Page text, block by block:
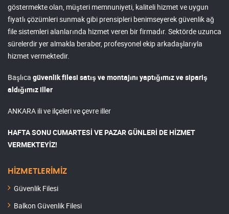
göstermekte olan, müşteri memnuniyeti, kaliteli hizmet ve uygun
fiyatlı çözümleri sunmak gibi prensipleri benimseyerek güvenlik ağ
file sistemleri alanlarında hizmet veren bir firmadır. Sektörde uzunca
sürelerdir yer almakla beraber, profesyonel ekip arkadaşlarıyla
hizmet vermektedir.
Başlıca güvenlik filesi satış ve montajını yaptığımız ve sipariş
aldığımız iller
ANKARA ili ve ilçeleri ve çevre iller
HAFTA SONU CUMARTESİ VE PAZAR GÜNLERİ DE HİZMET
VERMEKTEYİZ!
HİZMETLERİMİZ
Güvenlik Filesi
Balkon Güvenlik Filesi